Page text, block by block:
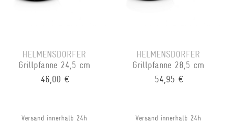
HELMENSDORFER
Grillpfanne 24,5 cm
46,00 €
Versand innerhalb 24h
HELMENSDORFER
Grillpfanne 28,5 cm
54,95 €
Versand innerhalb 24h